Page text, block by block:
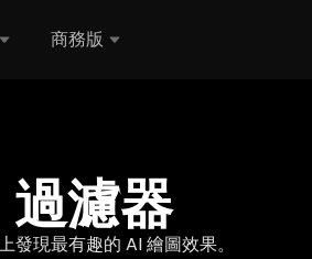
商務版
過濾器
發現最有趣的 AI 繪圖效果。